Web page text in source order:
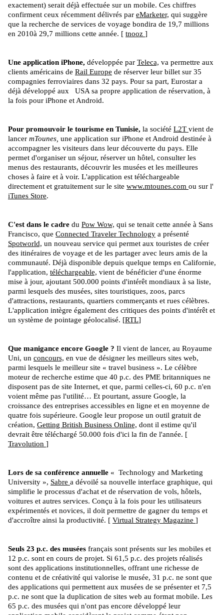
exactement) serait déjà effectuée sur un mobile. Ces chiffres
confirment ceux récemment délivrés par eMarketer, qui suggère
que la recherche de services de voyage bondira de 19,7 millions
en 2010à 29,7 millions cette année. [ tnooz ]
Une application iPhone, développée par Teleca, va permettre aux
clients américains de Rail Europe de réserver leur billet sur 35
compagnies ferroviaires dans 32 pays. Pour sa part, Eurostar a
déjà développé aux USA sa propre application de réservation, à
la fois pour iPhone et Android.
Pour promouvoir le tourisme en Tunisie, la société L2T vient de
lancer mTounes, une application sur iPhone et Android destinée à
accompagner les visiteurs dans leur découverte du pays. Elle
permet d'organiser un séjour, réserver un hôtel, consulter les
menus des restaurants, découvrir les musées et les meilleures
choses à faire et à voir. L'application est téléchargeable
directement et gratuitement sur le site www.mtounes.com ou sur l'
iTunes Store.
C'est dans le cadre du Pow Wow, qui se tenait cette année à Sans
Francisco, que Connected Traveler Technology a présenté
Spotworld, un nouveau service qui permet aux touristes de créer
des itinéraires de voyage et de les partager avec leurs amis de la
communauté. Déjà disponible depuis quelque temps en Californie,
l'application, téléchargeable, vient de bénéficier d'une énorme
mise à jour, ajoutant 500.000 points d'intérêt mondiaux à sa liste,
parmi lesquels des musées, sites touristiques, zoos, parcs
d'attractions, restaurants, quartiers commerçants et rues célèbres.
L'application intègre également des critiques des points d'intérêt et
un système de pointage géolocalisé. [RTL]
Que manigance encore Google ? Il vient de lancer, au Royaume
Uni, un concours, en vue de désigner les meilleurs sites web,
parmi lesquels le meilleur site « travel business ». Le célèbre
moteur de recherche estime que 40 p.c. des PME britanniques ne
disposent pas de site Internet, et que, parmi celles-ci, 60 p.c. n'en
voient même pas l'utilité… Et pourtant, assure Google, la
croissance des entreprises accessibles en ligne et en moyenne de
quatre fois supérieure. Google leur propose un outil gratuit de
création, Getting British Business Online, dont il estime qu'il
devrait être téléchargé 50.000 fois d'ici la fin de l'année. [
Travolution ]
Lors de sa conférence annuelle « Technology and Marketing
University », Sabre a dévoilé sa nouvelle interface graphique, qui
simplifie le processus d'achat et de réservation de vols, hôtels,
voitures et autres services. Conçu à la fois pour les utilisateurs
expérimentés et novices, il doit permettre de gagner du temps et
d'accroître ainsi la productivité. [ Virtual Strategy Magazine ]
Seuls 23 p.c. des musées français sont présents sur les mobiles et
12 p.c. sont en cours de projet. Si 61,5 p.c. des projets réalisés
sont des applications institutionnelles, offrant une richesse de
contenu et de créativité qui valorise le musée, 31 p.c. ne sont que
des applications qui permettent aux musées de se présenter et 7,5
p.c. ne sont que la duplication de sites web au format mobile. Les
65 p.c. des musées qui n'ont pas encore développé leur